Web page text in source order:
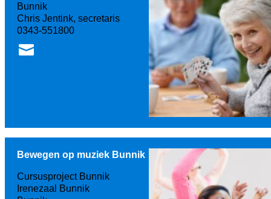
Bunnik
Chris Jentink, secretaris
0343-551800
Bewegen op muziek Bunnik
Cursusproject Bunnik
Irenezaal Bunnik